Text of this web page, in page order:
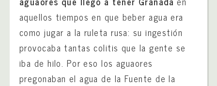
aquellos tiempos en que beber agua era
como jugar a la ruleta rusa: su ingestión
provocaba tantas colitis que la gente se
iba de hilo. Por eso los aguaores
pregonaban el agua de la Fuente de la